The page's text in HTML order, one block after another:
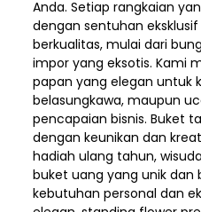
Anda. Setiap rangkaian
dengan sentuhan
berkualitas, mulai dari
impor yang eksotis. Kami
papan yang elegan untuk
belasungkawa, maupun
pencapaian bisnis. Buket
dengan keunikan dan
hadiah ulang tahun,
buket uang yang unik dan
kebutuhan personal dan